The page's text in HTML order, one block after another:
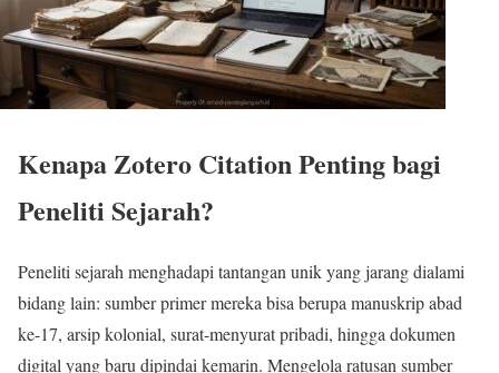
Kenapa Zotero Citation Penting bagi
Peneliti Sejarah?
Peneliti sejarah menghadapi tantangan unik yang jarang dialami
bidang lain: sumber primer mereka bisa berupa manuskrip abad
ke-17, arsip kolonial, surat-menyurat pribadi, hingga dokumen
digital yang baru dipindai kemarin. Mengelola ratusan sumber